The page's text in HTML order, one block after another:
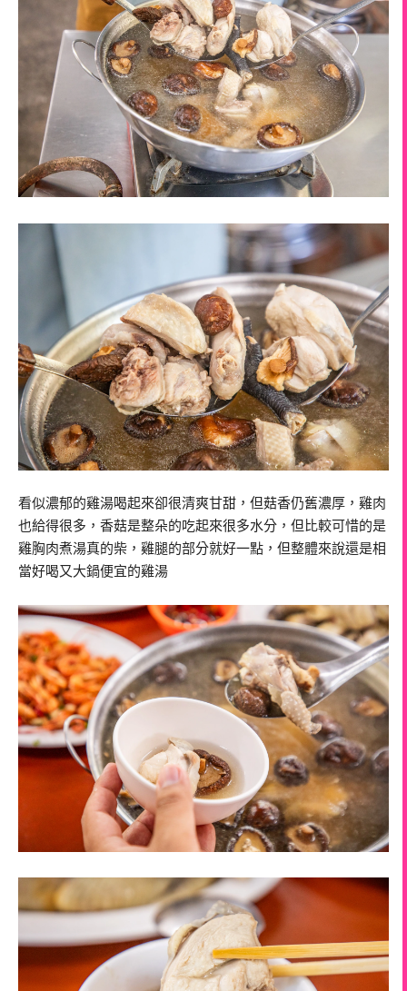
看似濃郁的雞湯喝起來卻很清爽甘甜，但菇香仍舊濃厚，雞肉
也給得很多，香菇是整朵的吃起來很多水分，但比較可惜的是
雞胸肉煮湯真的柴，雞腿的部分就好一點，但整體來說還是相
當好喝又大鍋便宜的雞湯